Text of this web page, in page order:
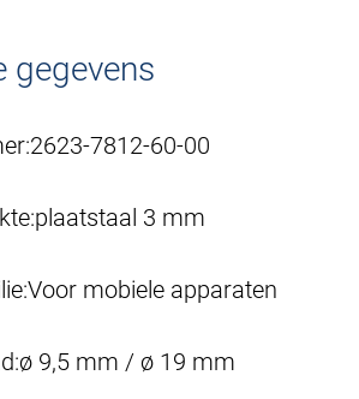
gegevens
2623-7812-60-00
plaatstaal 3 mm
Voor mobiele apparaten
ø 9,5 mm / ø 19 mm